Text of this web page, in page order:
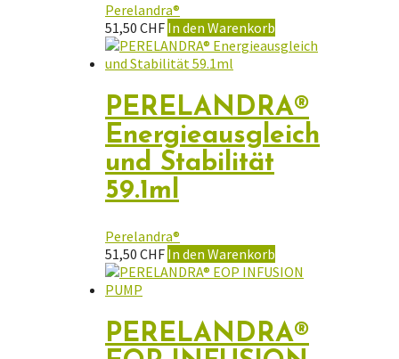
Perelandra®
51,50 CHF In den Warenkorb
PERELANDRA®
Energieausgleich
und Stabilität
59.1ml
Perelandra®
51,50 CHF In den Warenkorb
PERELANDRA®